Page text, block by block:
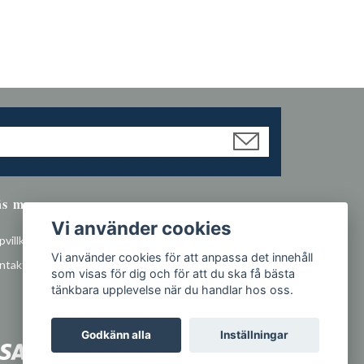
mer
Vi använder cookies
Vi använder cookies för att anpassa det innehåll
som visas för dig och för att du ska få bästa
tänkbara upplevelse när du handlar hos oss.
Godkänn alla Inställningar